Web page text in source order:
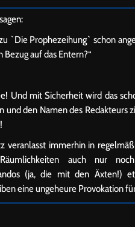
`Die Prophezeihung` schon
auf das Entern?“
Und mit Sicherheit wird das
und den Namen des Redakteurs
veranlasst immerhin in
auch nur
(ja, die mit den Äxten!)
eine ungeheure Provokation